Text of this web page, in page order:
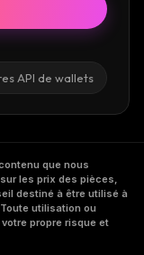
API de wallets
que nous
les prix des pièces,
destiné à être utilisé à
utilisation ou
propre risque et